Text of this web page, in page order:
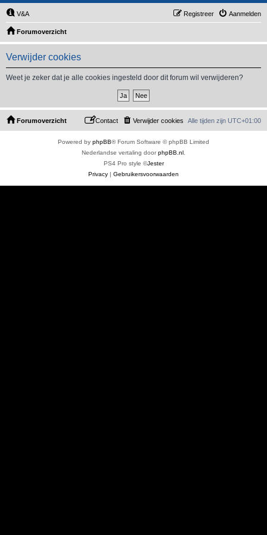
V&A Aanmelden
Registreer
Forumoverzicht
Verwijder cookies
Weet je zeker dat je alle cookies ingesteld door dit forum wil verwijderen?
Forumoverzicht Alle tijden zijn UTC+01:00
Verwijder cookies
Contact
Powered by phpBB® Forum Software © phpBB Limited
Nederlandse vertaling doorphpBB.nl
PS4 Pro style ©Jester
Privacy | Gebruikersvoorwaarden